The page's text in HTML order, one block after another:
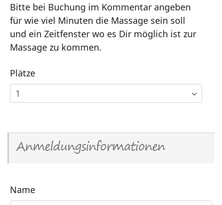
Bitte bei Buchung im Kommentar angeben
für wie viel Minuten die Massage sein soll
und ein Zeitfenster wo es Dir möglich ist zur
Massage zu kommen.
Plätze
Anmeldungsinformationen
Name